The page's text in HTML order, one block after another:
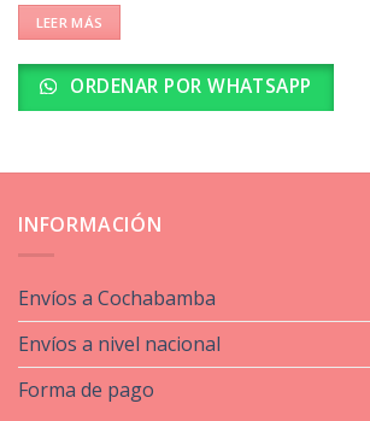
LEER MÁS
ORDENAR POR WHATSAPP
INFORMACIÓN
Envíos a Cochabamba
Envíos a nivel nacional
Forma de pago